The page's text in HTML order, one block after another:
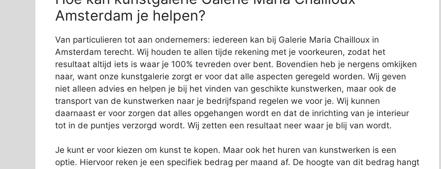
Amsterdam je helpen?
Van particulieren tot aan ondernemers: iedereen kan bij Galerie Maria Chailloux in
Amsterdam terecht. Wij houden te allen tijde rekening met je voorkeuren, zodat het
resultaat altijd iets is waar je 100% tevreden over bent. Bovendien heb je nergens omkijken
naar, want onze kunstgalerie zorgt er voor dat alle aspecten geregeld worden. Wij geven
niet alleen advies en helpen je bij het vinden van geschikte kunstwerken, maar ook de
transport van de kunstwerken naar je bedrijfspand regelen we voor je. Wij kunnen
daarnaast er voor zorgen dat alles opgehangen wordt en dat de inrichting van je interieur
tot in de puntjes verzorgd wordt. Wij zetten een resultaat neer waar je blij van wordt.
Je kunt er voor kiezen om kunst te kopen. Maar ook het huren van kunstwerken is een
optie. Hiervoor reken je een specifiek bedrag per maand af. De hoogte van dit bedrag hangt